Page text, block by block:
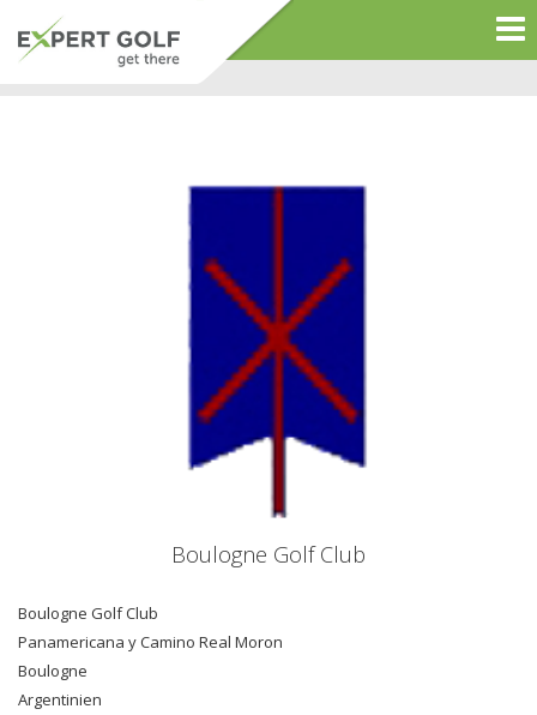
Boulogne Golf Club
Boulogne Golf Club
Panamericana y Camino Real Moron
Boulogne
Argentinien